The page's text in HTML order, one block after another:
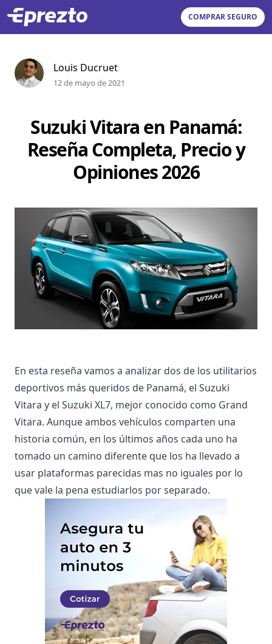
COMPRAR SEGURO
Louis Ducruet
12 de mayo de 2021
Suzuki Vitara en Panamá:
Reseña Completa, Precio y
Opiniones 2026
En esta reseña vamos a analizar dos de los utilitarios
deportivos más queridos de Panamá, el Suzuki
Vitara y el Suzuki XL7, mejor conocido como Grand
Vitara. Aunque ambos vehículos comparten una
historia común, en los últimos años cada uno ha
tomado un camino diferente que los ha llevado a
usar plataformas parecidas mas no iguales por lo
que vale la pena estudiarlos por separado.